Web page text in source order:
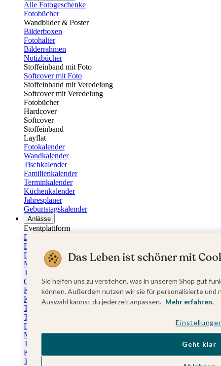
Alle Fotogeschenke
Fotobücher
Wandbilder & Poster
Bilderboxen
Fotohalter
Bilderrahmen
Notizbücher
Stoffeinband mit Foto
Softcover mit Foto
Stoffeinband mit Veredelung
Softcover mit Veredelung
Fotobücher
Hardcover
Softcover
Stoffeinband
Layflat
Fotokalender
Wandkalender
Tischkalender
Familienkalender
Terminkalender
Küchenkalender
Jahresplaner
Geburtstagskalender
Anlässe
Eventplattform
Erstkommunionskarten
Einladungen Erstkommunion
Danksagung Erstkommunion
Menükarten Erstkommunion
Tischkarten Erstkommunion
Gästebuch Erstkommunion
Kerzen Erstkommunion
Kartenbox Erstkommunion
Taufkarten
Taufeinladungen
Dankeskarten Taufe
Menükarten Taufe
Tischkarten Taufe
Kirchenheft Taufe
Taufkerzen
Das Leben ist schöner mit
Sie helfen uns zu verstehen, was in unserem Shop gut
können. Außerdem nutzen wir sie für personalisierte
Auswahl kannst du jederzeit anpassen. Mehr erfahren.
Geht klar